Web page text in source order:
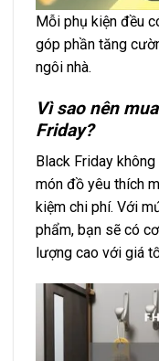
Mỗi phụ kiện đều
góp phần tăng
ngôi nhà.
Vì sao nên
Friday?
Black Friday
món đồ yêu thích
kiệm chi phí. Với
phẩm, bạn sẽ có
lượng cao với giá